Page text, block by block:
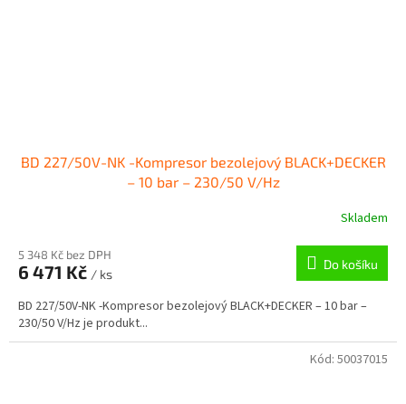
BD 227/50V-NK -Kompresor bezolejový BLACK+DECKER
– 10 bar – 230/50 V/Hz
Skladem
5 348 Kč bez DPH
6 471 Kč / ks
Do košíku
BD 227/50V-NK -Kompresor bezolejový BLACK+DECKER – 10 bar –
230/50 V/Hz je produkt...
Kód: 50037015